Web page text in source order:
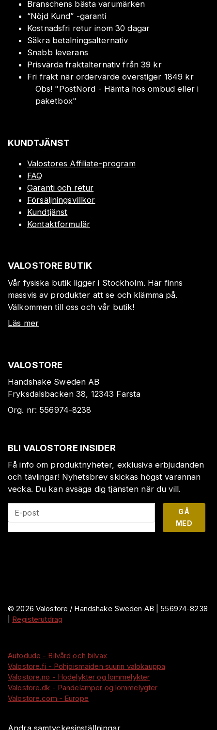
Branschens bästa varumärken
“Nöjd Kund” -garanti
Kostnadsfri retur inom 30 dagar
Säkra betalningsalternativ
Snabb leverans
Prisvärda fraktalternativ från 39 kr
Fri frakt när ordervärde överstiger 1849 kr
Obs! "PostNord - Hämta hos ombud eller i
paketbox"
KUNDTJÄNST
Valostores Affiliate-program
FAQ
Garanti och retur
Försäljningsvillkor
Kundtjänst
Kontaktformulär
VALOSTORE BUTIK
Vår fysiska butik ligger i Stockholm. Här finns
massvis av produkter att se och klämma på.
Välkommen till oss och vår butik!
Läs mer
VALOSTORE
Handshake Sweden AB
Fryksdalsbacken 38, 12343 Farsta
Org. nr: 556974-8238
BLI VALOSTORE INSIDER
Få info om produktnyheter, exklusiva erbjudanden
och tävlingar! Nyhetsbrev skickas högst varannan
vecka. Du kan avsäga dig tjänsten när du vill.
E-post
GÅ
MED
©2026 Valostore / Handshake Sweden AB
556974-8238
Registerutdrag
Autodude - Bilvård och bilvax
Valostore.fi - Pohjoismaiden suurin valokauppa
Valostore.no - Hodelykter og lommelykter
Valostore.dk - Pandelamper og lommelygter
Valostore.com - Europe
Ändra samtyckesinställningar